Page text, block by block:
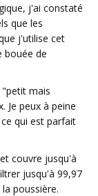
j'ai constaté
que les
j'utilise cet
bouée de
mais
Je peux à peine
qui est parfait
couvre jusqu'à
jusqu'à 99,97
poussière.